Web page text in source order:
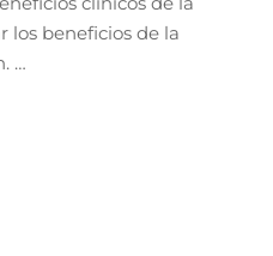
beneficios de la
…